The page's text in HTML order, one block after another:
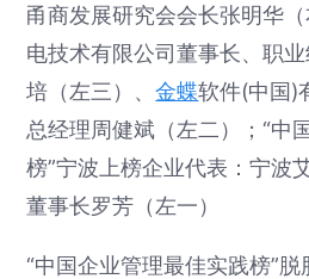
甬商发展研究会会长张明华
电技术有限公司董事长、职
培（左三）、金蝶软件(中国)
总经理周健斌（左二）；“中
榜”宁波上榜企业代表：宁波
董事长罗芳（左一）
“中国企业管理最佳实践榜”